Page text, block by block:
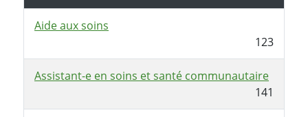
Aide aux soins
123
Assistant-e en soins et santé communautaire
141